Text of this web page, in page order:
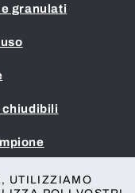
granulati
chiudibili
UTILIZZIAMO